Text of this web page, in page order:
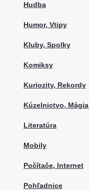
Hudba
Humor, Vtipy
Kluby, Spolky
Komiksy
Kuriozity, Rekordy
Kúzelnictvo, Mágia
Literatúra
Mobily
Počítače, Internet
Pohľadnice